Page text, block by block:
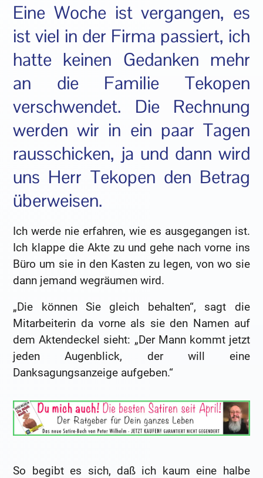
Eine Woche ist vergangen, es
ist viel in der Firma passiert, ich
hatte keinen Gedanken mehr
an die Familie Tekopen
verschwendet. Die Rechnung
werden wir in ein paar Tagen
rausschicken, ja und dann wird
uns Herr Tekopen den Betrag
überweisen.
Ich werde nie erfahren, wie es ausgegangen ist.
Ich klappe die Akte zu und gehe nach vorne ins
Büro um sie in den Kasten zu legen, von wo sie
dann jemand wegräumen wird.
„Die können Sie gleich behalten“, sagt die
Mitarbeiterin da vorne als sie den Namen auf
dem Aktendeckel sieht: „Der Mann kommt jetzt
jeden Augenblick, der will eine
Danksagungsanzeige aufgeben.“
So begibt es sich, daß ich kaum eine halbe